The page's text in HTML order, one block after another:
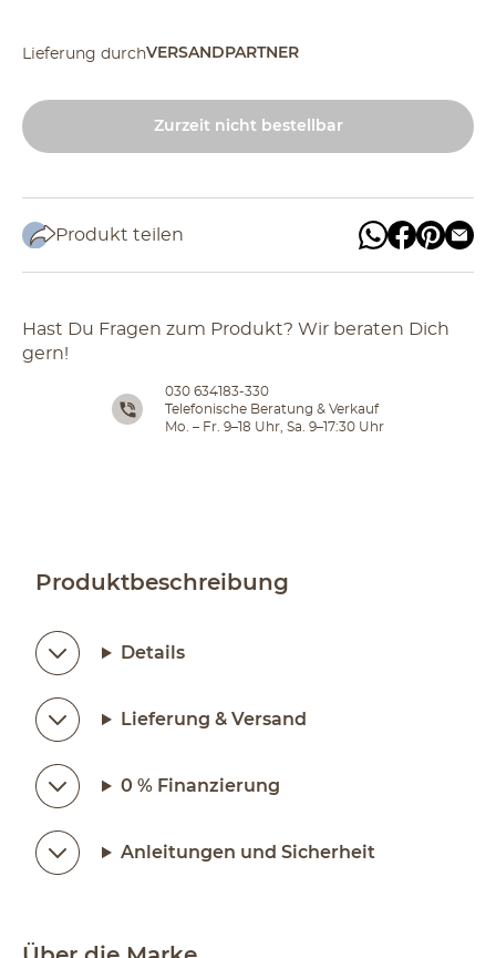
Lieferung durchVERSANDPARTNER
Zurzeit nicht bestellbar
Produkt teilen
Hast Du Fragen zum Produkt? Wir beraten Dich
gern!
030 634183-330
Telefonische Beratung & Verkauf
Mo. – Fr. 9–18 Uhr, Sa. 9–17:30 Uhr
Produktbeschreibung
Details
Lieferung & Versand
0 % Finanzierung
Anleitungen und Sicherheit